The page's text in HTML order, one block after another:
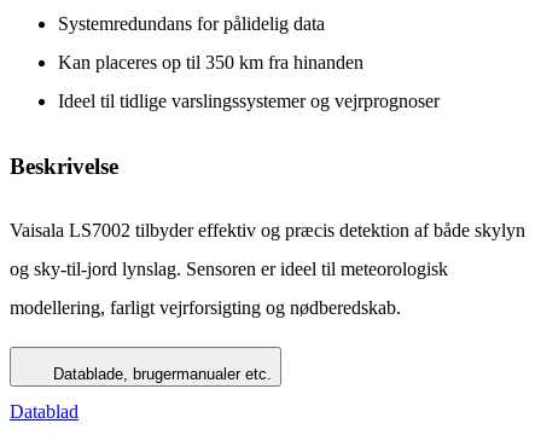
Systemredundans for pålidelig data
Kan placeres op til 350 km fra hinanden
Ideel til tidlige varslingssystemer og vejrprognoser
Beskrivelse
Vaisala LS7002 tilbyder effektiv og præcis detektion af både skylyn
og sky-til-jord lynslag. Sensoren er ideel til meteorologisk
modellering, farligt vejrforsigting og nødberedskab.
Datablade, brugermanualer etc.
Datablad